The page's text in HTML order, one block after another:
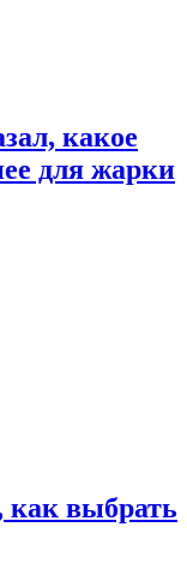
какое
для жарки
как выбрать